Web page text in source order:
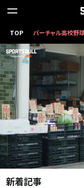
TOP バーチャル高校野
新着記事